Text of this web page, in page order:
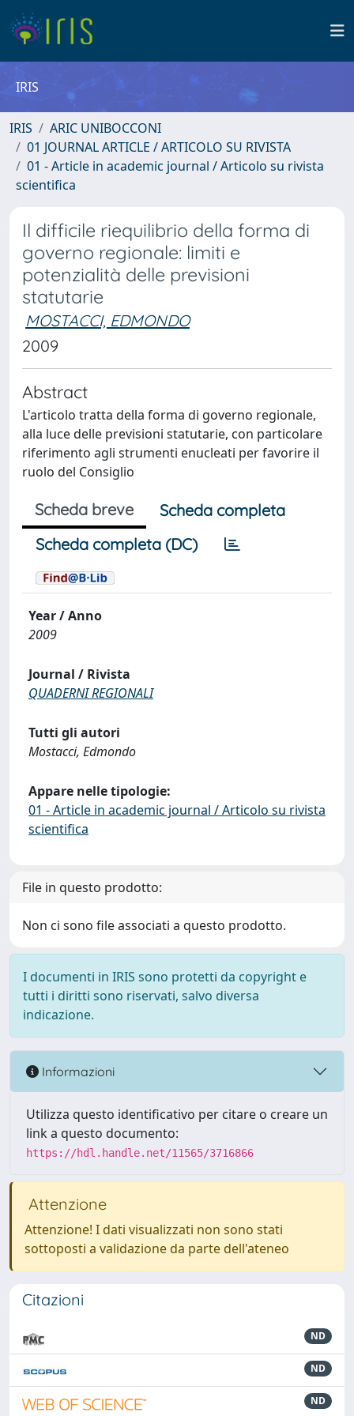
IRIS
IRIS
ARIC UNIBOCCONI
01 JOURNAL ARTICLE / ARTICOLO SU RIVISTA
01 - Article in academic journal / Articolo su rivista
scientifica
Il difficile riequilibrio della forma di
governo regionale: limiti e
potenzialità delle previsioni
statutarie
MOSTACCI, EDMONDO
2009
Abstract
L'articolo tratta della forma di governo regionale,
alla luce delle previsioni statutarie, con particolare
riferimento agli strumenti enucleati per favorire il
ruolo del Consiglio
Scheda breve
Scheda completa
Scheda completa (DC)
Year / Anno
2009
Journal / Rivista
QUADERNI REGIONALI
Tutti gli autori
Mostacci, Edmondo
Appare nelle tipologie:
01 - Article in academic journal / Articolo su rivista
scientifica
File in questo prodotto:
Non ci sono file associati a questo prodotto.
I documenti in IRIS sono protetti da copyright e
tutti i diritti sono riservati, salvo diversa
indicazione.
Informazioni
Utilizza questo identificativo per citare o creare un
link a questo documento:
https://hdl.handle.net/11565/3716866
Attenzione
Attenzione! I dati visualizzati non sono stati
sottoposti a validazione da parte dell'ateneo
Citazioni
ND
ND
ND